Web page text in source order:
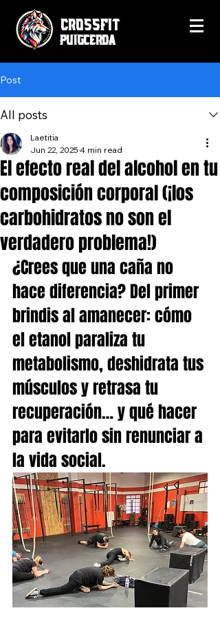
CrossFit
Puigcerda
Post
All posts
El efecto real del alcohol en tu
composición corporal (¡los
carbohidratos no son el
verdadero problema!)
Laetitia
Jun 22, 2025 4 min read
¿Crees que una caña no
hace diferencia? Del primer
brindis al amanecer: cómo
el etanol paraliza tu
metabolismo, deshidrata tus
músculos y retrasa tu
recuperación… y qué hacer
para evitarlo sin renunciar a
la vida social.